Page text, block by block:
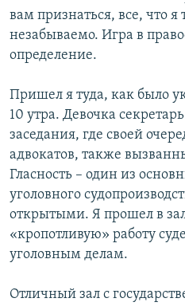
вам признаться, все, что
незабываемо. Игра в
определение.
Пришел я туда, как было
10 утра. Девочка
заседания, где своей
адвокатов, также
Гласность – один из
уголовного
открытыми. Я прошел в
«кропотливую» работу
уголовным делам.
Отличный зал с